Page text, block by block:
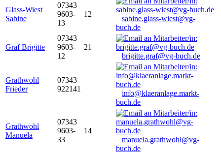
Glass-Wiest
Sabine
07343
9603-
13
12
sabine.glass-wiest@vg-
buch.de
Graf Brigitte
07343
9603-
12
21
brigitte.graf@vg-buch.de
Grathwohl
Frieder
07343
922141
info@klaeranlage.markt-
buch.de
Grathwohl
Manuela
07343
9603-
33
14
manuela.grathwohl@vg-
buch.de